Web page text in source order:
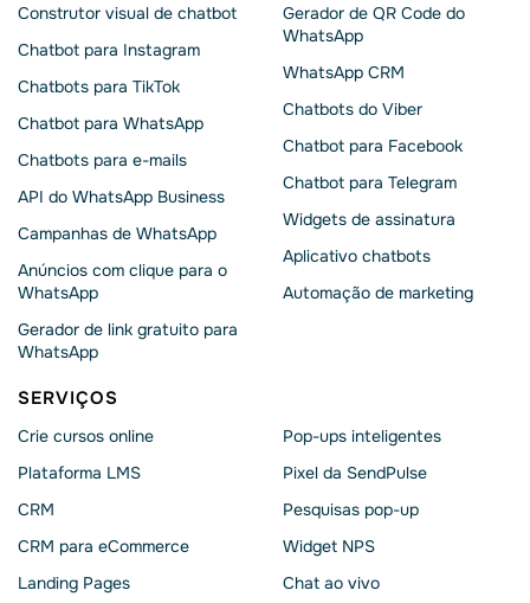
Construtor visual de chatbot
Chatbot para Instagram
Chatbots para TikTok
Chatbot para WhatsApp
Chatbots para e-mails
API do WhatsApp Business
Campanhas de WhatsApp
Anúncios com clique para o
WhatsApp
Gerador de link gratuito para
WhatsApp
Gerador de QR Code do
WhatsApp
WhatsApp CRM
Chatbots do Viber
Chatbot para Facebook
Chatbot para Telegram
Widgets de assinatura
Aplicativo chatbots
Automação de marketing
SERVIÇOS
Crie cursos online
Plataforma LMS
CRM
CRM para eCommerce
Landing Pages
Pop-ups inteligentes
Pixel da SendPulse
Pesquisas pop-up
Widget NPS
Chat ao vivo